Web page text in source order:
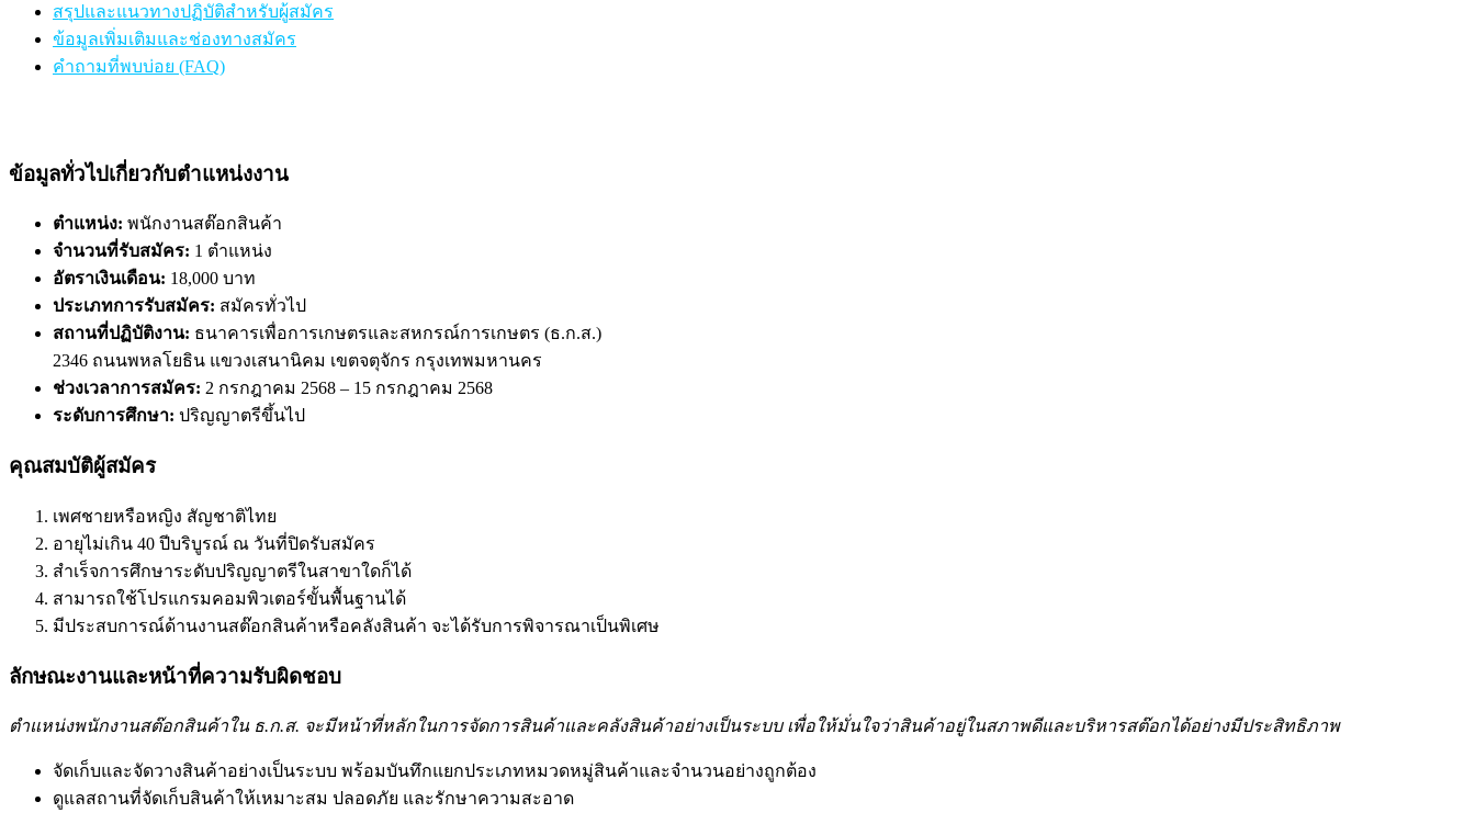
สรุปและแนวทางปฏิบัติสำหรับผู้สมัคร
ข้อมูลเพิ่มเติมและช่องทางสมัคร
คำถามที่พบบ่อย (FAQ)
ข้อมูลทั่วไปเกี่ยวกับตำแหน่งงาน
ตำแหน่ง: พนักงานสต๊อกสินค้า
จำนวนที่รับสมัคร: 1 ตำแหน่ง
อัตราเงินเดือน: 18,000 บาท
ประเภทการรับสมัคร: สมัครทั่วไป
สถานที่ปฏิบัติงาน: ธนาคารเพื่อการเกษตรและสหกรณ์การเกษตร (ธ.ก.ส.)
2346 ถนนพหลโยธิน แขวงเสนานิคม เขตจตุจักร กรุงเทพมหานคร
ช่วงเวลาการสมัคร: 2 กรกฎาคม 2568 – 15 กรกฎาคม 2568
ระดับการศึกษา: ปริญญาตรีขึ้นไป
คุณสมบัติผู้สมัคร
เพศชายหรือหญิง สัญชาติไทย
อายุไม่เกิน 40 ปีบริบูรณ์ ณ วันที่ปิดรับสมัคร
สำเร็จการศึกษาระดับปริญญาตรีในสาขาใดก็ได้
สามารถใช้โปรแกรมคอมพิวเตอร์ขั้นพื้นฐานได้
มีประสบการณ์ด้านงานสต๊อกสินค้าหรือคลังสินค้า จะได้รับการพิจารณาเป็นพิเศษ
ลักษณะงานและหน้าที่ความรับผิดชอบ
ตำแหน่งพนักงานสต๊อกสินค้าใน ธ.ก.ส. จะมีหน้าที่หลักในการจัดการสินค้าและคลังสินค้าอย่างเป็นระบบ เพื่อให้มั่นใจว่าสินค้าอยู่ในสภาพดีและบริหารสต๊อกได้อย่างมีประสิทธิภาพ
จัดเก็บและจัดวางสินค้าอย่างเป็นระบบ พร้อมบันทึกแยกประเภทหมวดหมู่สินค้าและจำนวนอย่างถูกต้อง
ดูแลสถานที่จัดเก็บสินค้าให้เหมาะสม ปลอดภัย และรักษาความสะอาด